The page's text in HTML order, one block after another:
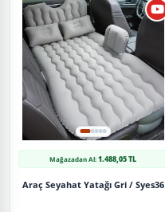
Mağazadan Al:1.488,05 TL
Araç Seyahat Yatağı Gri / Syes36